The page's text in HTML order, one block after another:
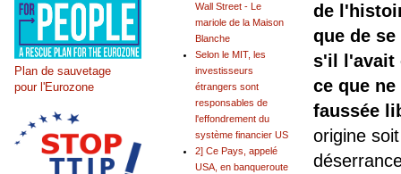
de
que de
s'il l'avait
ce que
faussée
origine
Wall Street - Le
mariole de la Maison
Blanche
Selon le MIT, les
investisseurs
étrangers sont
responsables de
l'effondrement du
système financier US
2] Ce Pays, appelé
USA, en banqueroute
Plan de sauvetage
pour l'Eurozone